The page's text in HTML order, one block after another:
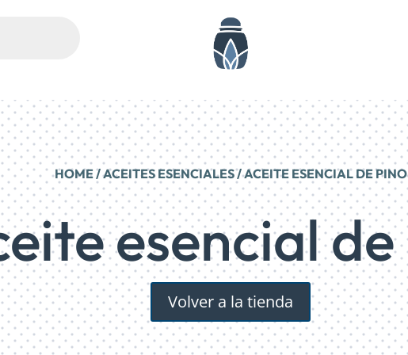
HOME/ACEITES ESENCIALES/ ACEITE ESENCIAL DE PINO
esencial
Volver a la tienda